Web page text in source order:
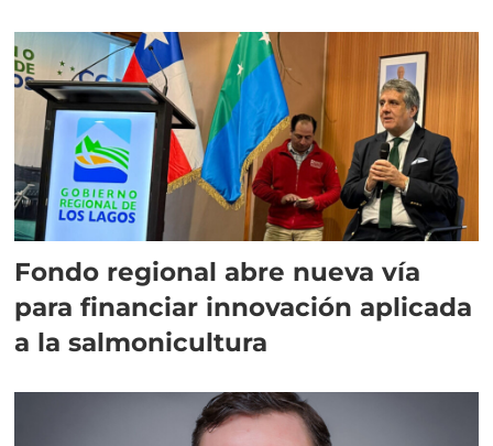
Fondo regional abre nueva vía
para financiar innovación aplicada
a la salmonicultura